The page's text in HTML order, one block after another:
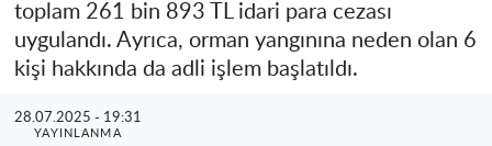
toplam 261 bin 893 TL idari para cezası
uygulandı. Ayrıca, orman yangınına neden olan 6
kişi hakkında da adli işlem başlatıldı.
28.07.2025 - 19:31
YAYINLANMA
Soma
Resmi İlanlar
Son Dakika Haberleri
Haber Arşivi